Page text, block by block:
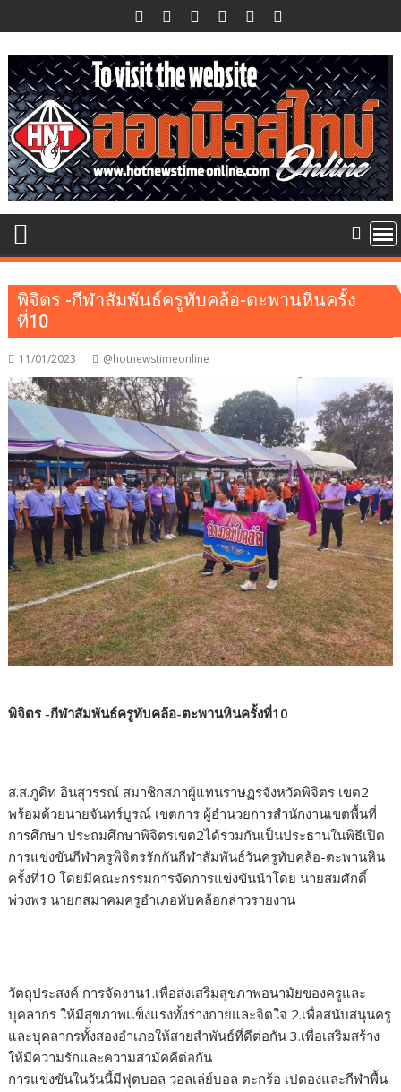
to
content
พิจิตร -กีฬาสัมพันธ์ครูทับคล้อ-ตะพานหินครั้ง
ที่10
11/01/2023 @hotnewstimeonline
พิจิตร -กีฬาสัมพันธ์ครูทับคล้อ-ตะพานหินครั้งที่10
ส.ส.ภูดิท อินสุวรรณ์ สมาชิกสภาผู้แทนราษฏรจังหวัดพิจิตร เขต2
พร้อมด้วยนายจันทร์บูรณ์ เขตการ ผู้อำนวยการสำนักงานเขตพื้นที่
การศึกษา ประถมศึกษาพิจิตรเขต2ได้ร่วมกันเป็นประธานในพิธีเปิด
การแข่งขันกีฬาครูพิจิตรรักกันกีฬาสัมพันธ์วันครูทับคล้อ-ตะพานหิน
ครั้งที่10 โดยมีคณะกรรมการจัดการแข่งขันนำโดย นายสมศักดิ์
พ่วงพร นายกสมาคมครูอำเภอทับคล้อกล่าวรายงาน
วัตถุประสงค์ การจัดงาน1.เพื่อส่งเสริมสุขภาพอนามัยของครูและ
บุคลากร ให้มีสุขภาพแข็งแรงทั้งร่างกายและจิตใจ 2.เพื่อสนับสนุนครู
และบุคลากรทั้งสองอำเภอให้สายสำพันธ์ที่ดีต่อกัน 3.เพื่อเสริมสร้าง
ให้มีความรักและความสามัคคีต่อกัน
การแข่งขันในวันนี้มีฟุตบอล วอลเล่ย์บอล ตะกร้อ เปตองและกีฬาพื้น